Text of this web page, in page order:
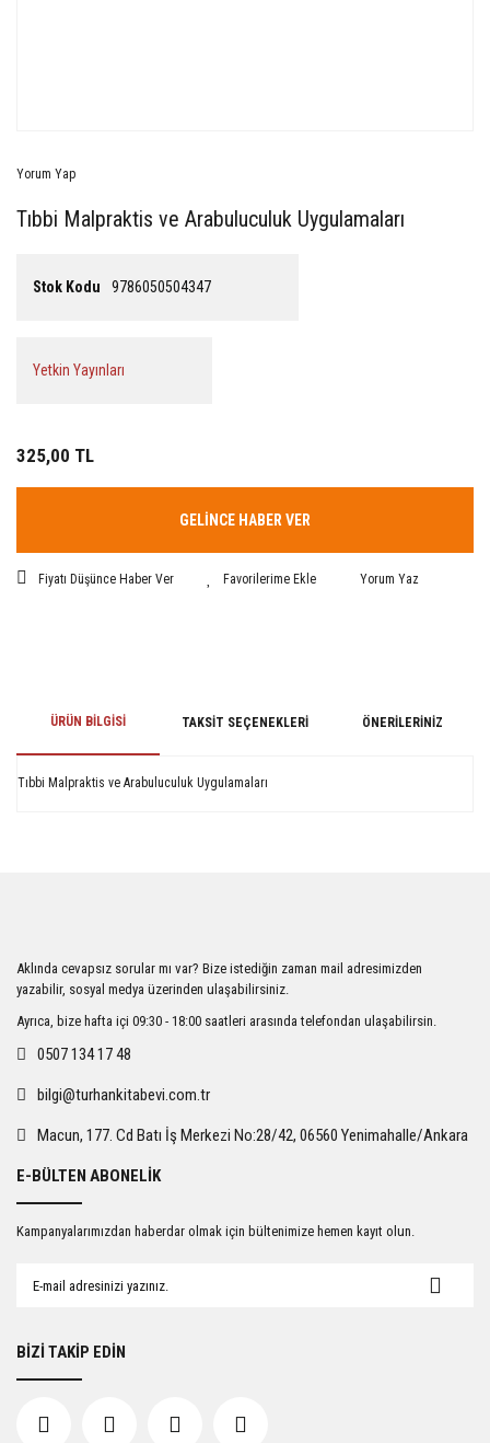
Yorum Yap
Tıbbi Malpraktis ve Arabuluculuk Uygulamaları
Stok Kodu 9786050504347
Yetkin Yayınları
325,00 TL
GELİNCE HABER VER
Fiyatı Düşünce Haber Ver Yorum Yaz
ÜRÜN BILGISI TAKSIT SEÇENEKLERI ÖNERILERINIZ
Tıbbi Malpraktis ve Arabuluculuk Uygulamaları
Ürün açıklamasında eksik bilgiler bulunuyor.
Ürün bilgilerinde hatalar bulunuyor.
Ürün fiyatı diğer sitelerden daha pahalı.
Gönder
Aklında cevapsız sorular mı var? Bize istediğin zaman mail adresimizden
yazabilir, sosyal medya üzerinden ulaşabilirsiniz.
Ayrıca, bize hafta içi 09:30 - 18:00 saatleri arasında telefondan ulaşabilirsin.
0507 134 17 48
bilgi@turhankitabevi.com.tr
Macun, 177. Cd Batı İş Merkezi No:28/42, 06560 Yenimahalle/Ankara
E-BÜLTEN ABONELİK
Kampanyalarımızdan haberdar olmak için bültenimize hemen kayıt olun.
BİZİ TAKİP EDİN